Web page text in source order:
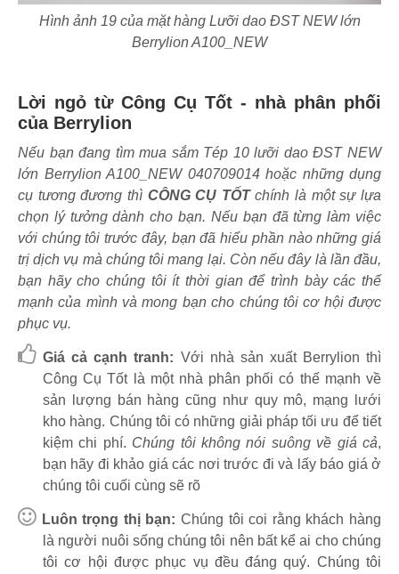
Hình ảnh 19 của mặt hàng Lưỡi dao ĐST NEW lớn
Berrylion A100_NEW
Lời ngỏ từ Công Cụ Tốt - nhà phân phối
của Berrylion
Nếu bạn đang tìm mua sắm Tép 10 lưỡi dao ĐST NEW
lớn Berrylion A100_NEW 040709014 hoặc những dụng
cụ tương đương thì CÔNG CỤ TỐTchính là một sự lựa
chọn lý tưởng dành cho bạn. Nếu bạn đã từng làm việc
với chúng tôi trước đây, bạn đã hiểu phần nào những giá
trị dịch vụ mà chúng tôi mang lại. Còn nếu đây là lần đầu,
bạn hãy cho chúng tôi ít thời gian để trình bày các thế
mạnh của mình và mong bạn cho chúng tôi cơ hội được
phục vụ.
Giá cả cạnh tranh: Với nhà sản xuất Berrylion thì
Công Cụ Tốt là một nhà phân phối có thế mạnh về
sản lượng bán hàng cũng như quy mô, mạng lưới
kho hàng. Chúng tôi có những giải pháp tối ưu để tiết
kiệm chi phí. Chúng tôi không nói suông về giá cả,
bạn hãy đi khảo giá các nơi trước đi và lấy báo giá ở
chúng tôi cuối cùng sẽ rõ
Luôn trọng thị bạn: Chúng tôi coi rằng khách hàng
là người nuôi sống chúng tôi nên bất kể ai cho chúng
tôi cơ hội được phục vụ đều đáng quý. Chúng tôi